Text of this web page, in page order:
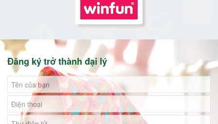
Đăng ký trở thành đại lý